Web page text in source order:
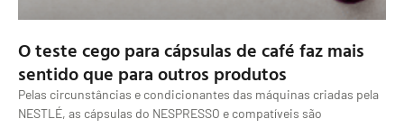
O teste cego para cápsulas de café faz mais
sentido que para outros produtos
Pelas circunstâncias e condicionantes das máquinas criadas pela
NESTLÉ, as cápsulas do NESPRESSO e compatíveis são